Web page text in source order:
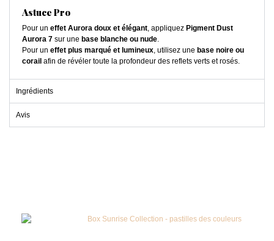
Astuce Pro
Pour un effet Aurora doux et élégant, appliquez Pigment Dust
Aurora 7 sur une base blanche ou nude.
Pour un effet plus marqué et lumineux, utilisez une base noire ou
corail afin de révéler toute la profondeur des reflets verts et rosés.
Ingrédients
Avis